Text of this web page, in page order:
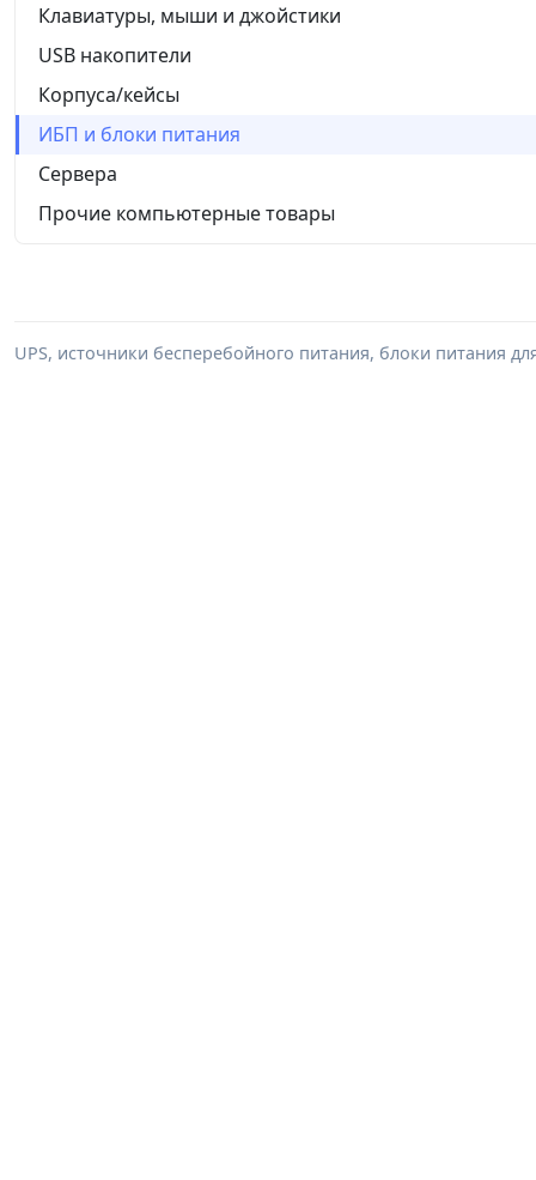
Клавиатуры, мыши и джойстики
USB накопители
Корпуса/кейсы
ИБП и блоки питания
Сервера
Прочие компьютерные товары
UPS, источники бесперебойного питания, блоки питания